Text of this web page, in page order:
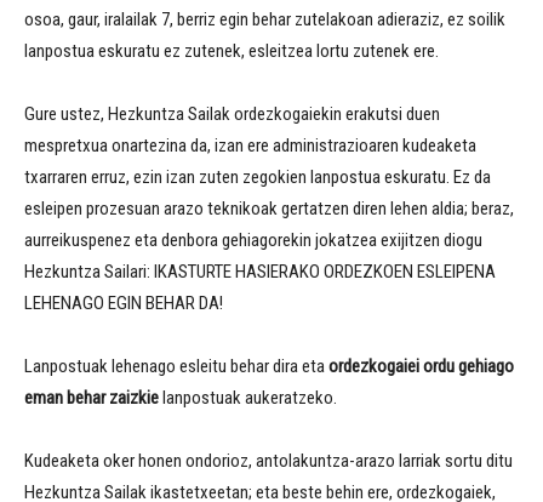
osoa, gaur, iralailak 7, berriz egin behar zutelakoan adieraziz, ez soilik
lanpostua eskuratu ez zutenek, esleitzea lortu zutenek ere.
Gure ustez, Hezkuntza Sailak ordezkogaiekin erakutsi duen
mespretxua onartezina da, izan ere administrazioaren kudeaketa
txarraren erruz, ezin izan zuten zegokien lanpostua eskuratu. Ez da
esleipen prozesuan arazo teknikoak gertatzen diren lehen aldia; beraz,
aurreikuspenez eta denbora gehiagorekin jokatzea exijitzen diogu
Hezkuntza Sailari: IKASTURTE HASIERAKO ORDEZKOEN ESLEIPENA
LEHENAGO EGIN BEHAR DA!
Lanpostuak lehenago esleitu behar dira etaordezkogaiei ordu gehiago
eman behar zaizkielanpostuak aukeratzeko.
Kudeaketa oker honen ondorioz, antolakuntza-arazo larriak sortu ditu
Hezkuntza Sailak ikastetxeetan; eta beste behin ere, ordezkogaiek,